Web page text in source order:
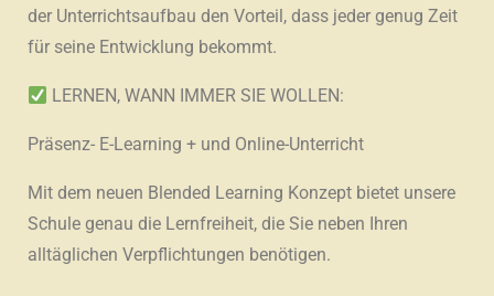
der Unterrichtsaufbau den Vorteil, dass jeder genug Zeit
für seine Entwicklung bekommt.
LERNEN, WANN IMMER SIE WOLLEN:
Präsenz- E-Learning + und Online-Unterricht
Mit dem neuen Blended Learning Konzept bietet unsere
Schule genau die Lernfreiheit, die Sie neben Ihren
alltäglichen Verpflichtungen benötigen.